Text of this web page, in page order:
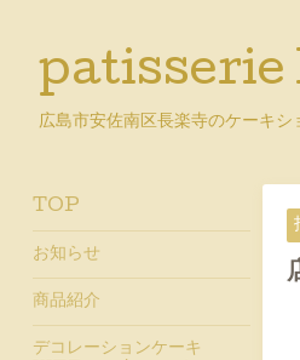
patisserie
広島市安佐南区長楽寺のケーキ
TOP
お知らせ
商品紹介
デコレーションケーキ